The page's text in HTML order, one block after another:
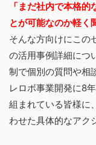
「まだ社内で本格
とが可能なのか軽く
そんな方向けにこの
の活用事例詳細につ
制で個別の質問や相
レロボ事業開発に8
組まれている皆様に
わせた具体的なアク